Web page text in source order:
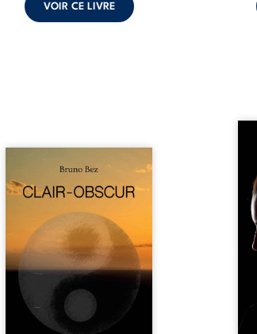
VOIR CE LIVRE
Composé en alexandrins, Clair-
obscur aborde la spiritualité,
les relations humaines, la
partir d’expériences
personnelles. Entre clarté et
obscurité, les poèmes
traduisent les observations et
les ressentis façonnés au fil
d’une vie. Ils portent un regard
sensible sur l’existence et le
monde contemporain, invitant
chacun à questionner ses ...
Qui
le